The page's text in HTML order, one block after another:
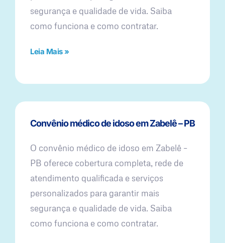
segurança e qualidade de vida. Saiba
como funciona e como contratar.
Leia Mais »
Convênio médico de idoso em Zabelê – PB
O convênio médico de idoso em Zabelê –
PB oferece cobertura completa, rede de
atendimento qualificada e serviços
personalizados para garantir mais
segurança e qualidade de vida. Saiba
como funciona e como contratar.